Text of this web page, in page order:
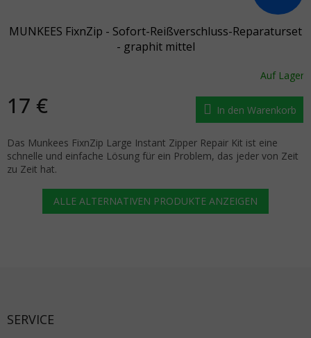
MUNKEES FixnZip - Sofort-Reißverschluss-Reparaturset
- graphit mittel
Auf Lager
17 € In den Warenkorb
Das Munkees FixnZip Large Instant Zipper Repair Kit ist eine
schnelle und einfache Lösung für ein Problem, das jeder von Zeit
zu Zeit hat.
ALLE ALTERNATIVEN PRODUKTE ANZEIGEN
SERVICE